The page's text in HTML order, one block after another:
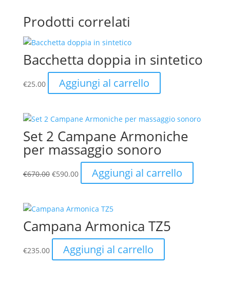
Prodotti correlati
Bacchetta doppia in sintetico
€25.00 Aggiungi al carrello
Set 2 Campane Armoniche
per massaggio sonoro
€670.00 Il
era:
€590.00Il
prezzo
è:
Aggiungi al carrello
Campana Armonica TZ5
€235.00 Aggiungi al carrello